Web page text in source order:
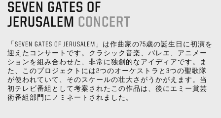
SEVEN GATES OF
JERUSALEM CONCERT
「SEVEN GATES OF JERUSALEM」は作曲家の75歳の誕生日に初演を
迎えたコンサートです。クラシック音楽、バレエ、アニメー
ションを組み合わせた、非常に独創的なアイディアです。ま
た、このプロジェクトには2つのオーケストラと3つの聖歌隊
が使われていて、そのスケールの壮大さがうかがえます。当
初テレビ番組として考案されたこの作品は、後にエミー賞芸
術番組部門にノミネートされました。